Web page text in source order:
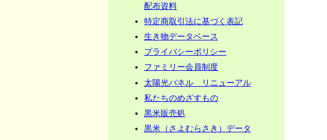
配布資料
特定商取引法に基づく表記
生き物データベース
プライバシーポリシー
ファミリー会員制度
太陽光パネル リニューアル
私たちのめざすもの
黒米販売処
黒米（さよむらさき）データ